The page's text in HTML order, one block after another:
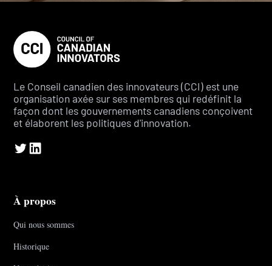
Le Conseil canadien des innovateurs (CCI) est une
organisation axée sur ses membres qui redéfinit la
façon dont les gouvernements canadiens conçoivent
et élaborent les politiques d'innovation.
À propos
Qui nous sommes
Historique